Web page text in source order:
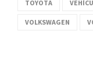
TOYOTA
VOLKSWAGEN